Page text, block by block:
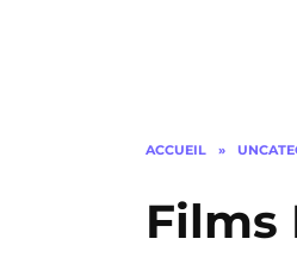
ACCUEIL »
Films